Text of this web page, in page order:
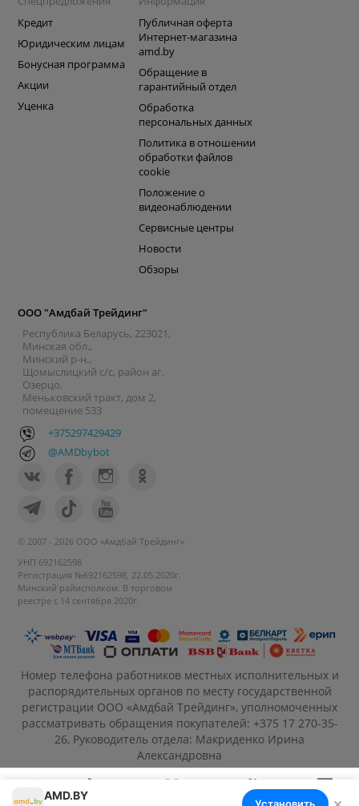
Кредит
Юридическим лицам
Бонусная программа
Акции
Уценка
Публичная оферта
Интернет-магазина
amd.by
Обращение в
гарантийный отдел
Обработка
персональных данных
Политика в отношении
обработки файлов
cookie
Положение о
видеонаблюдении
Сервисные центры
Новости
Обзоры
ООО "Амдбай Трейдинг"
Республика Беларусь, 223021,
Минская обл.,
Минский р-н.,
Щомыслицкий с/с, район аг.
Озерцо,
Меньковский тракт, дом 2,
помещение 533
+375297429429
@AMDbybot
© 2007 - 2026 ООО «Амдбай Трейдинг»
УНП 692162598
Регистрация №692162598, 22.05.2020г.
Минский райисполком. В торговом
реестре с 14 сентября 2020г.
Номер телефона работников местных исполнительных и
распорядительных органов по месту государственной
регистрации ООО «Амдбай Трейдинг», уполномоченных
рассматривать обращения покупателей: +375 17 270-35-
26, Руководитель отдела: Макриденко Ирина
Александровна
AMD.BY